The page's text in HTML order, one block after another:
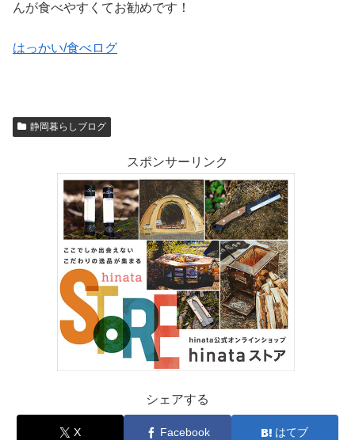
んが食べやすくてお勧めです！
はっかい/食べログ
静岡暮らしブログ
スポンサーリンク
シェアする
X Facebook はてブ